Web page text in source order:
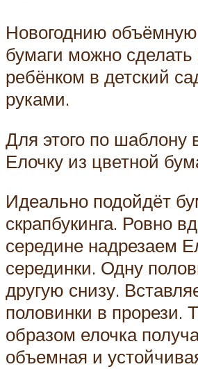
Новогоднию
бумаги можно сделать
ребёнком в детский
руками.
Для этого по шаблону
Елочку из цветной
Идеально подойдёт
скрапбукинга. Ровно
середине надрезаем
серединки. Одну
другую снизу.
половинки в прорези.
образом елочка
объемная и